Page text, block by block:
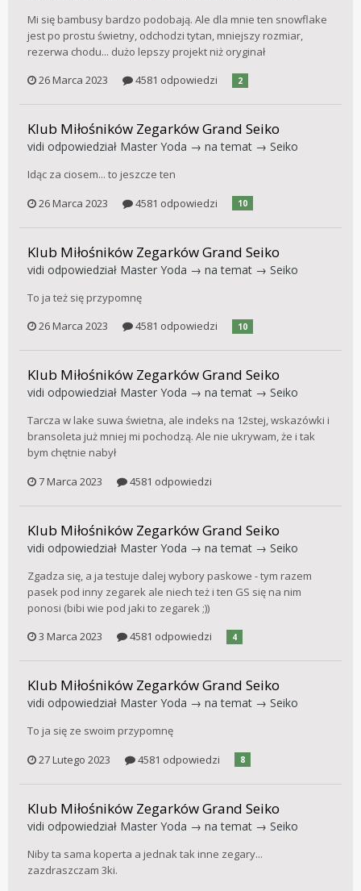
Mi się bambusy bardzo podobają. Ale dla mnie ten snowflake
jest po prostu świetny, odchodzi tytan, mniejszy rozmiar,
rezerwa chodu... dużo lepszy projekt niż oryginał
26 Marca 2023
4581 odpowiedzi 2
Klub Miłośników Zegarków Grand Seiko
vidi odpowiedział Master Yoda → na temat → Seiko
Idąc za ciosem... to jeszcze ten
26 Marca 2023
4581 odpowiedzi 10
Klub Miłośników Zegarków Grand Seiko
vidi odpowiedział Master Yoda → na temat → Seiko
To ja też się przypomnę
26 Marca 2023
4581 odpowiedzi 10
Klub Miłośników Zegarków Grand Seiko
vidi odpowiedział Master Yoda → na temat → Seiko
Tarcza w lake suwa świetna, ale indeks na 12stej, wskazówki i
bransoleta już mniej mi pochodzą. Ale nie ukrywam, że i tak
bym chętnie nabył
7 Marca 2023
4581 odpowiedzi
Klub Miłośników Zegarków Grand Seiko
vidi odpowiedział Master Yoda → na temat → Seiko
Zgadza się, a ja testuje dalej wybory paskowe - tym razem
pasek pod inny zegarek ale niech też i ten GS się na nim
ponosi (bibi wie pod jaki to zegarek ;))
3 Marca 2023
4581 odpowiedzi 4
Klub Miłośników Zegarków Grand Seiko
vidi odpowiedział Master Yoda → na temat → Seiko
To ja się ze swoim przypomnę
27 Lutego 2023
4581 odpowiedzi 8
Klub Miłośników Zegarków Grand Seiko
vidi odpowiedział Master Yoda → na temat → Seiko
Niby ta sama koperta a jednak tak inne zegary...
zazdraszczam 3ki.